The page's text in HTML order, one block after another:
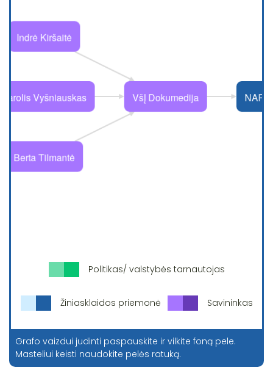
Politikas/ valstybės tarnautojas
Žiniasklaidos priemonė Savininkas
Grafo vaizdui judinti paspauskite ir vilkite foną pele.
Masteliui keisti naudokite pelės ratuką.